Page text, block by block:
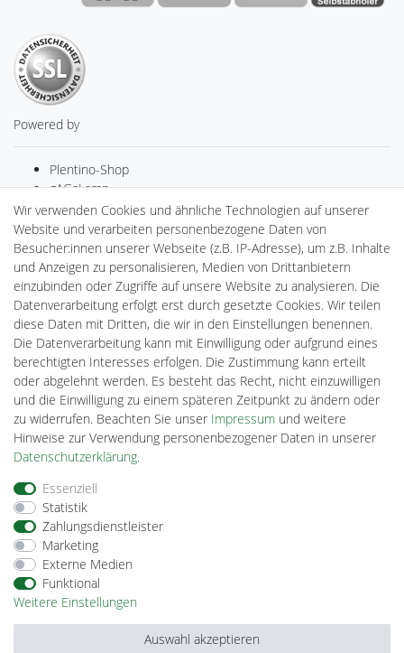
Powered by
Plentino-Shop
gAGaLamp
Drohnenstore24
MeinUSB
Batteriespeicher
PlentiSolar
Gebrauchtlicht
Ledkauf
DEYESOLAR
Lightech Connect
CardanLight Europe
FORTIMO LEDs
Cardanlight-Shop
Wallbox24
Barrierefreiheitserklärung
Wir verwenden Cookies und ähnliche Technologien auf unserer
Website und verarbeiten personenbezogene Daten von
Besucher:innen unserer Webseite (z.B. IP-Adresse), um z.B. Inhalte
und Anzeigen zu personalisieren, Medien von Drittanbietern
einzubinden oder Zugriffe auf unsere Website zu analysieren. Die
Datenverarbeitung erfolgt erst durch gesetzte Cookies. Wir teilen
diese Daten mit Dritten, die wir in den Einstellungen benennen.
Die Datenverarbeitung kann mit Einwilligung oder aufgrund eines
berechtigten Interesses erfolgen. Die Zustimmung kann erteilt
oder abgelehnt werden. Es besteht das Recht, nicht einzuwilligen
und die Einwilligung zu einem späteren Zeitpunkt zu ändern oder
zu widerrufen. Beachten Sie unser Impressum und weitere
Hinweise zur Verwendung personenbezogener Daten in unserer
Daten­schutz­erklärung.
Essenziell
Statistik
Zahlungsdienstleister
Marketing
Externe Medien
Funktional
Weitere Einstellungen
Auswahl akzeptieren